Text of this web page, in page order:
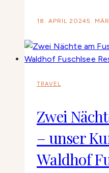
18. APRIL 20245.
TRAVEL
Zwei
– unser
Waldhof